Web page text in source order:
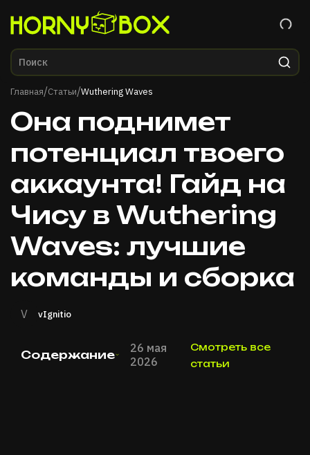
Главная/Статьи/Wuthering Waves
Она поднимет
потенциал твоего
аккаунта! Гайд на
Чису в Wuthering
Waves: лучшие
команды и сборка
V vIgnitio
Содержание
26 мая
2026
Смотреть все
статьи